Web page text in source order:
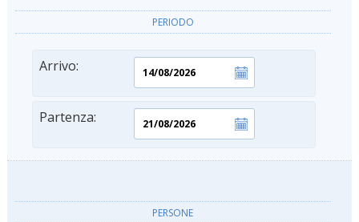
PERIODO
Arrivo:
Partenza:
PERSONE